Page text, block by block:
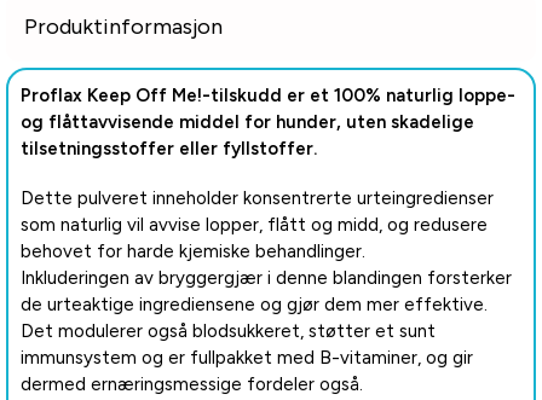
Produktinformasjon
Proflax Keep Off Me!-tilskudd er et 100% naturlig loppe-
og flåttavvisende middel for hunder, uten skadelige
tilsetningsstoffer eller fyllstoffer.
Dette pulveret inneholder konsentrerte urteingredienser
som naturlig vil avvise lopper, flått og midd, og redusere
behovet for harde kjemiske behandlinger.
Inkluderingen av bryggergjær i denne blandingen forsterker
de urteaktige ingrediensene og gjør dem mer effektive.
Det modulerer også blodsukkeret, støtter et sunt
immunsystem og er fullpakket med B-vitaminer, og gir
dermed ernæringsmessige fordeler også.